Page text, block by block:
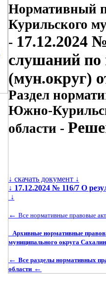
Нормативный
Курильского
- 17.12.2024
слушаний по
(мун.округ)
Раздел
Южно-
области -
↓ скачать документ ↓
↓ 17.12.2024 № 116/7 О
↓
← Все нормативные правовые
Архивные нормативные
муниципального округа
← Все разделы нормативных
области ←